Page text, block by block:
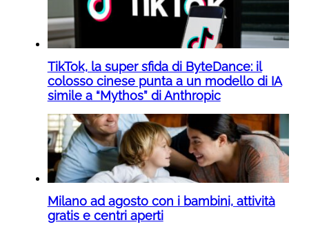
TikTok, la super sfida di ByteDance: il
colosso cinese punta a un modello di IA
simile a “Mythos” di Anthropic
Milano ad agosto con i bambini, attività
gratis e centri aperti